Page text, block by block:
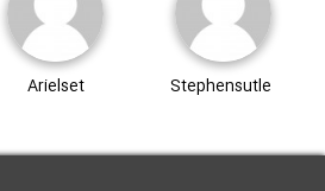
Stephensutle
Arielset